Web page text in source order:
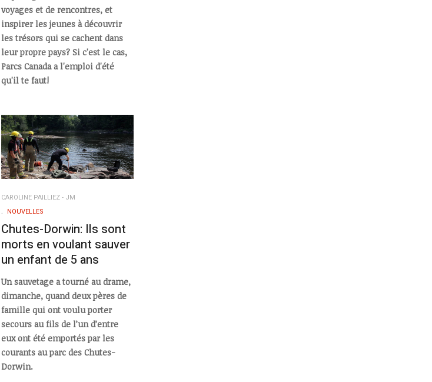
voyages et de rencontres, et
inspirer les jeunes à découvrir
les trésors qui se cachent dans
leur propre pays? Si c'est le cas,
Parcs Canada a l'emploi d'été
qu'il te faut!
CAROLINE PAILLIEZ - JM
NOUVELLES
Chutes-Dorwin: Ils sont
morts en voulant sauver
un enfant de 5 ans
Un sauvetage a tourné au drame,
dimanche, quand deux pères de
famille qui ont voulu porter
secours au fils de l’un d’entre
eux ont été emportés par les
courants au parc des Chutes-
Dorwin.